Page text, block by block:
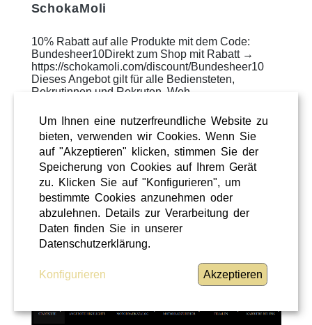
SchokaMoli
10% Rabatt auf alle Produkte mit dem Code:
Bundesheer10Direkt zum Shop mit Rabatt →
https://schokamoli.com/discount/Bundesheer10
Dieses Angebot gilt für alle Bediensteten,
Rekrutinnen und Rekruten, Weh ...
WEITERLESEN
ÜBERREGIONAL
Um Ihnen eine nutzerfreundliche Website zu
bieten, verwenden wir Cookies. Wenn Sie
auf "Akzeptieren" klicken, stimmen Sie der
Speicherung von Cookies auf Ihrem Gerät
zu. Klicken Sie auf "Konfigurieren", um
bestimmte Cookies anzunehmen oder
abzulehnen. Details zur Verarbeitung der
Daten finden Sie in unserer
Datenschutzerklärung.
Konfigurieren Akzeptieren